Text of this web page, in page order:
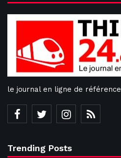
le journal en ligne de référence
Trending Posts